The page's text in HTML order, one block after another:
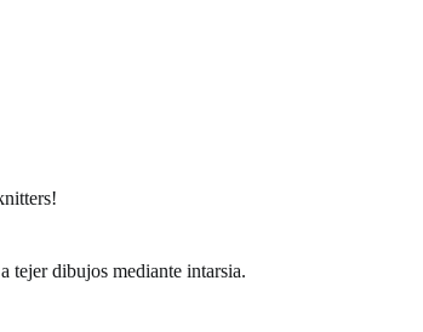
tejerdibujos mediante intarsia.